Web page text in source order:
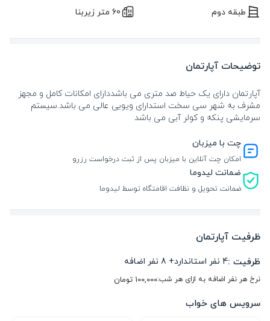
طبقه دوم 60 متر زیربنا
توضیحات آپارتمان
آپارتمان دارای یک حیاط صد متری می باشددارای امکانات کامل و مجهز
مشرف به شهر سی سخت استدارای ویویی عالی می باشد.سیستم
سرمایشی پنکه و کولر آبی می باشد
چت با میزبان
امکان چت آنلاین با میزبان پس از ثبت درخواست رزرو
ضمانت لیدوما
ضمانت تحویل و نظافت اقامتگاه توسط لیدوما
ظرفیت آپارتمان
ظرفیت :4 نفر استاندارد+
8 نفر اضافه
نرخ هر نفر اضافه به ازای هر شب:100,000 تومان
سرویس های خواب